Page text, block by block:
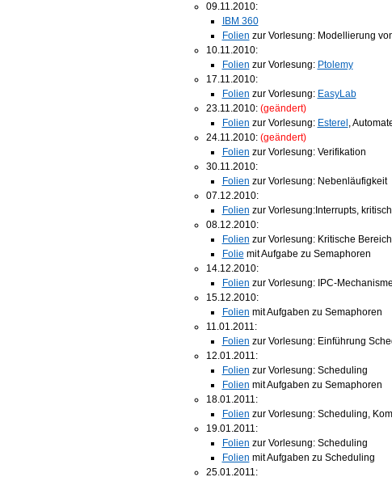
09.11.2010:
IBM 360
Folien zur Vorlesung: Modellierung
10.11.2010:
Folien zur Vorlesung: Ptolemy
17.11.2010:
Folien zur Vorlesung: EasyLab
23.11.2010: (geändert)
Folien zur Vorlesung: Esterel ,
24.11.2010: (geändert)
Folien zur Vorlesung: Verifikation
30.11.2010:
Folien zur Vorlesung: Nebenläufigkeit
07.12.2010:
Folien zur Vorlesung:Interrupts,
08.12.2010:
Folien zur Vorlesung: Kritische
Folie mit Aufgabe zu Semaphoren
14.12.2010:
Folien zur Vorlesung:
15.12.2010:
Folien mit Aufgaben zu Semaphoren
11.01.2011:
Folien zur Vorlesung: Einführung
12.01.2011:
Folien zur Vorlesung: Scheduling
Folien mit Aufgaben zu Semaphoren
18.01.2011:
Folien zur Vorlesung: Scheduling,
19.01.2011:
Folien zur Vorlesung: Scheduling
Folien mit Aufgaben zu Scheduling
25.01.2011: